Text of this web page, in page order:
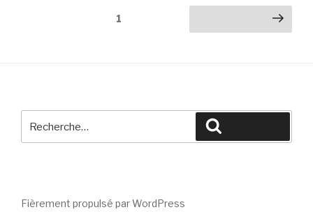
1 Page suivante
pour
Fièrement propulsé par WordPress